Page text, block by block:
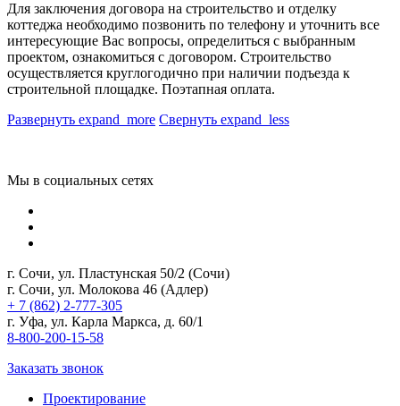
Для заключения договора на строительство и отделку
коттеджа необходимо позвонить по телефону и уточнить все
интересующие Вас вопросы, определиться с выбранным
проектом, ознакомиться с договором. Строительство
осуществляется круглогодично при наличии подъезда к
строительной площадке. Поэтапная оплата.
Развернуть expand_more Свернуть expand_less
Мы в социальных сетях
г. Сочи, ул. Пластунская 50/2 (Сочи)
г. Сочи, ул. Молокова 46 (Адлер)
+ 7 (862) 2-777-305
г. Уфа, ул. Карла Маркса, д. 60/1
8-800-200-15-58
Заказать звонок
Проектирование